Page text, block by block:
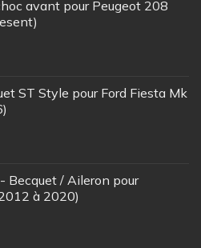
avant pour Peugeot 208
ST Style pour Ford Fiesta Mk
Becquet / Aileron pour
à 2020)